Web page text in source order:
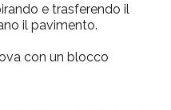
e trasferendo il
il pavimento.
con un blocco